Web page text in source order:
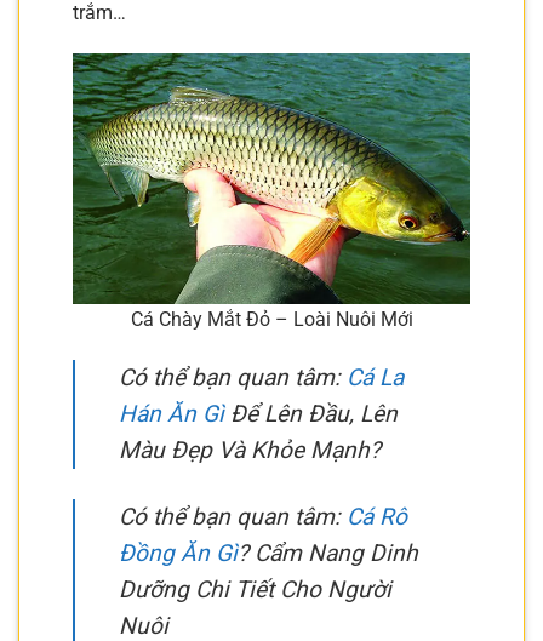
trắm…
Cá Chày Mắt Đỏ – Loài Nuôi Mới
Có thể bạn quan tâm: Cá La
Hán Ăn GìĐể Lên Đầu, Lên
Màu Đẹp Và Khỏe Mạnh?
Có thể bạn quan tâm: Cá Rô
Đồng Ăn Gì? Cẩm Nang Dinh
Dưỡng Chi Tiết Cho Người
Nuôi